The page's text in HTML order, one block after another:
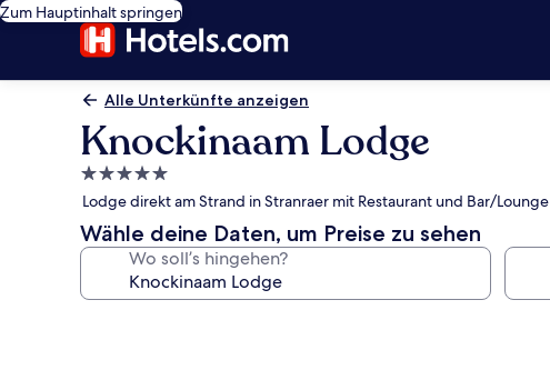
Zum Hauptinhalt springen
Alle Unterkünfte anzeigen
Knockinaam Lodge
5.0-
Sterne-
Unterkunft
Lodge direkt am Strand in Stranraer mit Restaurant und Bar/Lounge
Wähle deine Daten, um Preise zu sehen
Wo soll’s hingehen?